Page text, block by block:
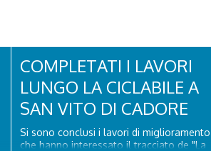
COMPLETATI I LAVORI
LUNGO LA CICLABILE A
SAN VITO DI CADORE
Si sono conclusi i lavori di miglioramento
che hanno interessato il tracciato de "La